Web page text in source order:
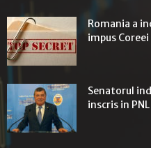
Romania a
impus
Senatorul
inscris in PNL